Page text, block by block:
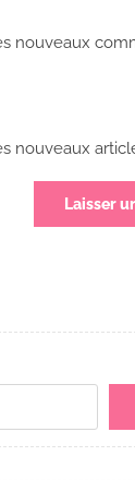
nouveaux
nouveaux